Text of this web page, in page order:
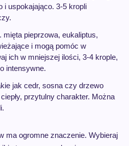
i uspokajająco. 3-5 kropli
mięta pieprzowa, eukaliptus,
i mogą pomóc w
ich w mniejszej ilości, 3-4 krople,
intensywne.
jak cedr, sosna czy drzewo
przytulny charakter. Można
ma ogromne znaczenie. Wybieraj